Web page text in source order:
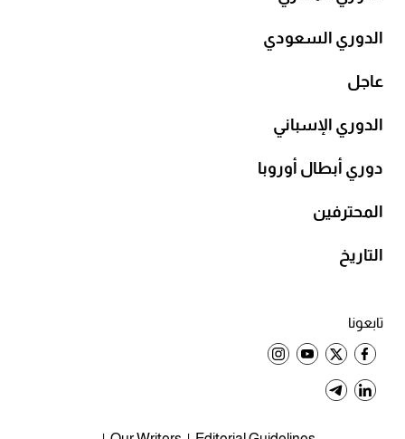
تابعونا
الدوري السعودي
عاجل
الدوري الإسباني
دوري أبطال أوروبا
المحترفين
التاريخ